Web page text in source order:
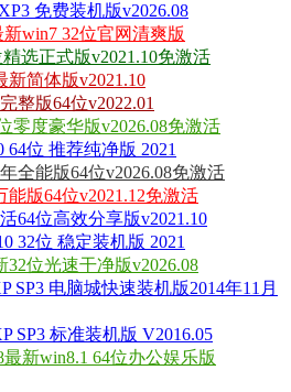
免费装机版v2026.08
win7 32位官网清爽版
选正式版v2021.10免激活
新简体版v2021.10
整版64位v2022.01
零度豪华版v2026.08免激活
64位 推荐纯净版 2021
全能版64位v2026.08免激活
版64位v2021.12免激活
64位高效分享版v2021.10
32位 稳定装机版 2021
位光速干净版v2026.08
SP3 电脑城快速装机版2014年11月
SP3 标准装机版 V2016.05
新win8.1 64位办公娱乐版